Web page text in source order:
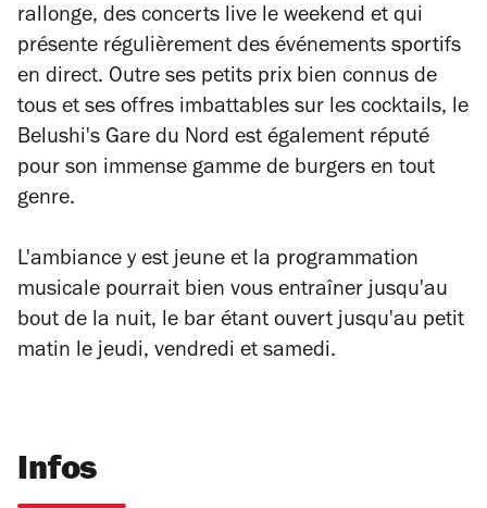
rallonge, des concerts live le weekend et qui
présente régulièrement des événements sportifs
en direct. Outre ses petits prix bien connus de
tous et ses offres imbattables sur les cocktails, le
Belushi's Gare du Nord est également réputé
pour son immense gamme de burgers en tout
genre.
L'ambiance y est jeune et la programmation
musicale pourrait bien vous entraîner jusqu'au
bout de la nuit, le bar étant ouvert jusqu'au petit
matin le jeudi, vendredi et samedi.
Infos